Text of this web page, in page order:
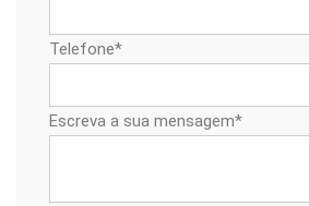
Telefone*
Escreva a sua mensagem*